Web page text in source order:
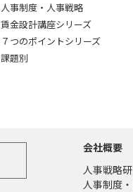
人事制度・人事戦略
賃金設計講座シリーズ
７つのポイントシリーズ
課題別
会社概要
人事戦略
人事制度